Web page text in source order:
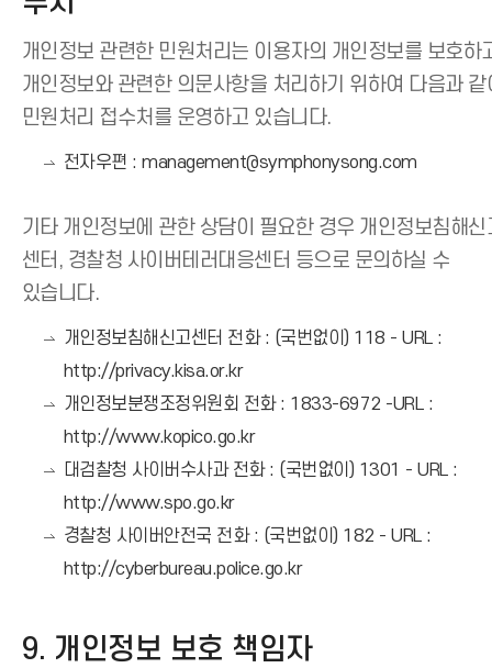
개인정보 관련한 민원처리는 이용자의 개인정보를 보호하
개인정보와 관련한 의문사항을 처리하기 위하여 다음과 같
민원처리 접수처를 운영하고 있습니다.
전자우편 : management@symphonysong.com
기타 개인정보에 관한 상담이 필요한 경우 개인정보침해신
센터, 경찰청 사이버테러대응센터 등으로 문의하실 수
있습니다.
개인정보침해신고센터 전화 : (국번없이) 118 - URL :
http://privacy.kisa.or.kr
개인정보분쟁조정위원회 전화 : 1833-6972 -URL :
http://www.kopico.go.kr
대검찰청 사이버수사과 전화 : (국번없이) 1301 - URL :
http://www.spo.go.kr
경찰청 사이버안전국 전화 : (국번없이) 182 - URL :
http://cyberbureau.police.go.kr
9. 개인정보 보호 책임자